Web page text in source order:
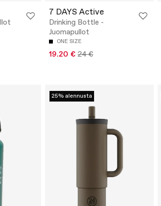
7 DAYS Active
Drinking Bottle -
Juomapullot
ONE SIZE
19.20 € 24 €
25% alennusta